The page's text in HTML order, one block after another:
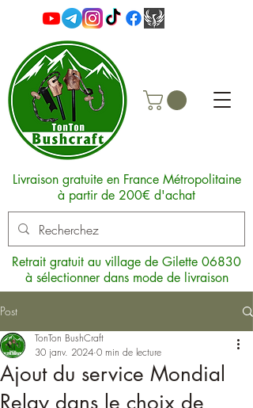
Livraison gratuite en France Métropolitaine
à partir de 200€ d'achat
Retrait gratuit au village de Gilette 06830
à sélectionner dans mode de livraison
Post
Ajout du service Mondial
Relay dans le choix de
TonTon BushCraft
30 janv. 2024 0 min de lecture